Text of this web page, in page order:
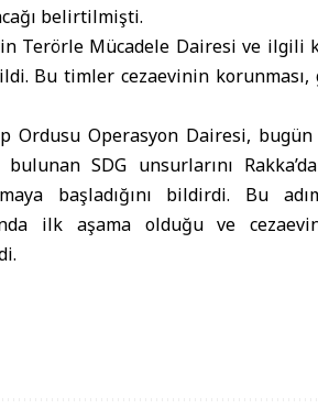
belirtilmişti.
Terörle Mücadele Dairesi ve ilgili
Bu timler cezaevinin
Ordusu Operasyon Dairesi, bugün
SDG unsurlarını
başladığını bildirdi. Bu
ilk aşama olduğu ve